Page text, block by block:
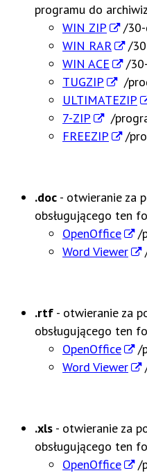
programu do
WIN ZIP
/30-
WIN RAR
/
WIN ACE
/
TUGZIP
/
ULTIMATEZIP
7-ZIP
/
FREEZIP
/
.doc - otwieranie za
obsługującego ten
OpenOffice
/
Word Viewer
.rtf - otwieranie za
obsługującego ten
OpenOffice
/
Word Viewer
.xls - otwieranie za
obsługującego ten
OpenOffice
/